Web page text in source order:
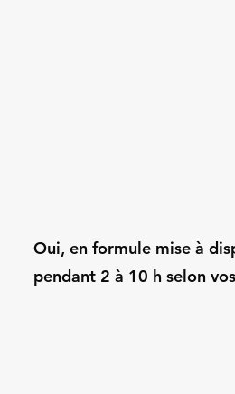
Oui, en formule mise à
pendant 2 à 10 h selon